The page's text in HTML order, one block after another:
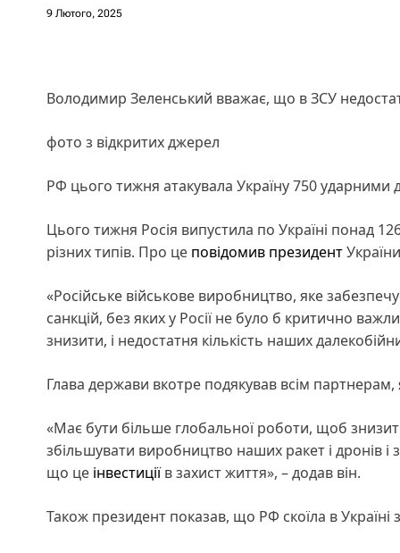
9 Лютого, 2025
Володимир Зеленський вважає, що в ЗСУ
фото з відкритих джерел
РФ цього тижня атакувала Україну 750 ударними
Цього тижня Росія випустила по Україні понад
різних типів. Про це повідомив президент
«Російське військове виробництво, яке
санкцій, без яких у Росії не було б критично
знизити, і недостатня кількість наших
Глава держави вкотре подякував всім
«Має бути більше глобальної роботи, щоб
збільшувати виробництво наших ракет і дронів і
що це інвестиціїв захист життя», – додав він.
Також президент показав, що РФ скоїла в Україні